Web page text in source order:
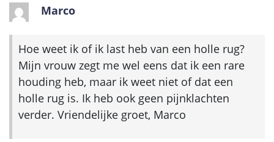
Marco
Hoe weet ik of ik last heb van een holle rug?
Mijn vrouw zegt me wel eens dat ik een rare
houding heb, maar ik weet niet of dat een
holle rug is. Ik heb ook geen pijnklachten
verder. Vriendelijke groet, Marco